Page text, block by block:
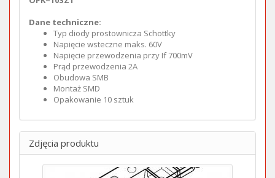
Dane techniczne:
Typ diody prostownicza Schottky
Napięcie wsteczne maks. 60V
Napięcie przewodzenia przy If 700mV
Prąd przewodzenia 2A
Obudowa SMB
Montaż SMD
Opakowanie 10 sztuk
Zdjęcia produktu